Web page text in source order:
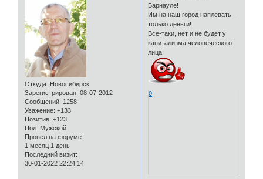
Откуда: Новосибирск
Зарегистрирован: 08-07-2012
Сообщений: 1258
Уважение: +133
Позитив: +123
Пол: Мужской
Провел на форуме:
1 месяц 1 день
Последний визит:
30-01-2022 22:24:14
Барнауле!
Им на наш город наплевать -
только деньги!
Все-таки, нет и не будет у
капитализма человеческого
лица!
0